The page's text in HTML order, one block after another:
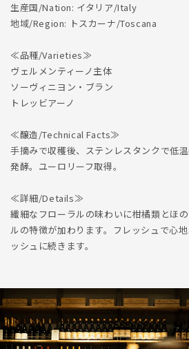
ら
す
や
す
生産国/Nation: イタリア/Italy
地域/Region: トスカーナ/Toscana
≪品種/Varieties≫
ヴェルメンティーノ主体
ソーヴィニヨン・ブラン
トレッビアーノ
≪醸造/Technical Facts≫
手摘みで収穫後、ステンレスタンクで低
発酵。ユーロリーフ取得。
≪詳細/Details≫
繊細なフローラルの味わいに柑橘類とほ
ルの特徴が加わります。フレッシュで心
ッシュに続きます。